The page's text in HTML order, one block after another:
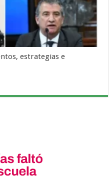
estrategias e